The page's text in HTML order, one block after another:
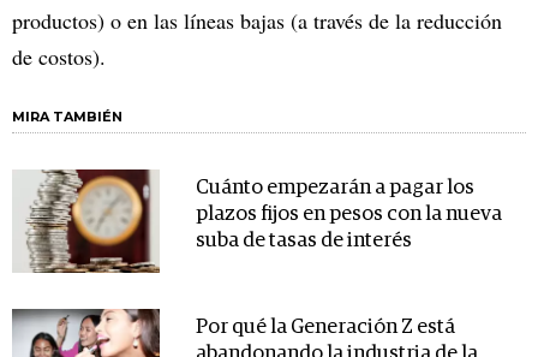
productos) o en las líneas bajas (a través de la reducción
de costos).
MIRA TAMBIÉN
Cuánto empezarán a pagar los
plazos fijos en pesos con la nueva
suba de tasas de interés
Por qué la Generación Z está